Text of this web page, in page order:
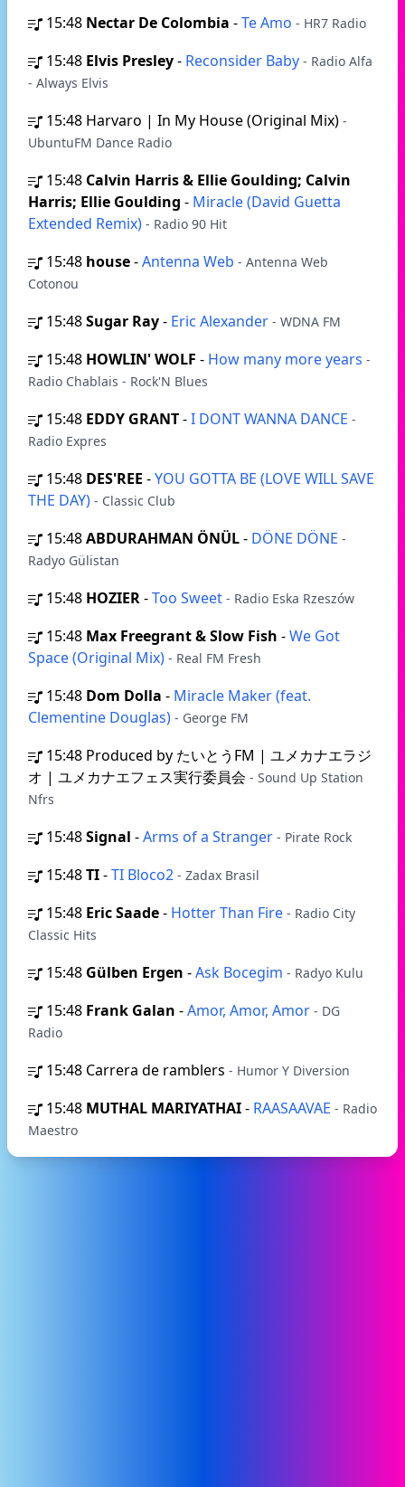
15:48 Nectar De Colombia -Te Amo - HR7 Radio
15:48 Elvis Presley- Reconsider Baby - Radio Alfa
- Always Elvis
15:48 Harvaro | In My House (Original Mix) -
UbuntuFM Dance Radio
15:48 Calvin Harris & Ellie Goulding; Calvin
Harris; Ellie Goulding - Miracle (David Guetta
Extended Remix) - Radio 90 Hit
15:48 house-Antenna Web - Antenna Web
Cotonou
15:48Sugar Ray- Eric Alexander - WDNA FM
15:48 HOWLIN' WOLF - How many more years -
Radio Chablais - Rock'N Blues
15:48 EDDY GRANT-I DONT WANNA DANCE -
Radio Expres
15:48 DES'REE -YOU GOTTA BE (LOVE WILL SAVE
THE DAY) - Classic Club
15:48ABDURAHMAN ÖNÜL- DÖNE DÖNE -
Radyo Gülistan
15:48 HOZIER-Too Sweet - Radio Eska Rzeszów
15:48 Max Freegrant & Slow Fish -We Got
Space (Original Mix) - Real FM Fresh
15:48 Dom Dolla - Miracle Maker (feat.
Clementine Douglas) - George FM
15:48 Produced by たいとうFM | ユメカナエラジ
オ | ユメカナエフェス実行委員会 - Sound Up Station
Nfrs
15:48Signal -Arms of a Stranger - Pirate Rock
15:48TI-TI Bloco2 - Zadax Brasil
15:48 Eric Saade- Hotter Than Fire - Radio City
Classic Hits
15:48 Gülben Ergen -Ask Bocegim - Radyo Kulu
15:48 Frank Galan -Amor, Amor, Amor - DG
Radio
15:48 Carrera de ramblers - Humor Y Diversion
15:48 MUTHAL MARIYATHAI- RAASAAVAE - Radio
Maestro